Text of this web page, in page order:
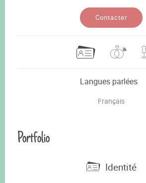
Contacter
Langues parlées
Français
Portfolio
Identité